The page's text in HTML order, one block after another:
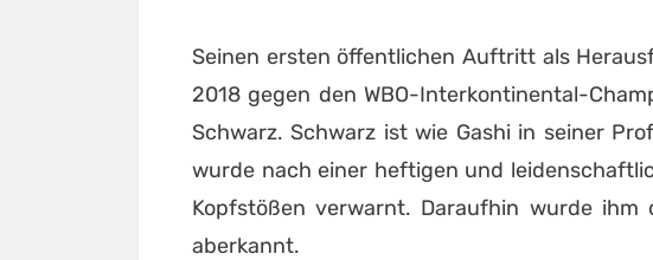
Seinen ersten öffentlichen Auftritt als
2018 gegen den WBO-Interkontinental-
Schwarz. Schwarz ist wie Gashi in seiner
wurde nach einer heftigen und
Kopfstößen verwarnt. Daraufhin wurde
aberkannt.